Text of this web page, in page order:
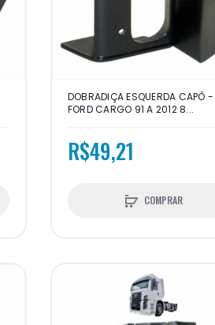
DOBRADIÇA ESQUERDA CAPÔ -
FORD CARGO 91 A 2012 8...
R$49,21
COMPRAR